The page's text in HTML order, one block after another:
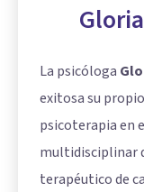
La psicóloga
exitosa su
psicoterapia en
multidisciplinar
terapéutico de